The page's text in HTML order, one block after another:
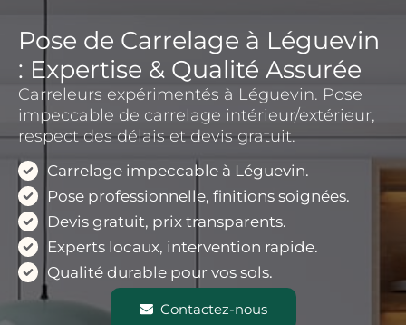
Pose de Carrelage à Léguevin
: Expertise & Qualité Assurée
Carreleurs expérimentés à Léguevin. Pose
impeccable de carrelage intérieur/extérieur,
respect des délais et devis gratuit.
Carrelage impeccable à Léguevin.
Pose professionnelle, finitions soignées.
Devis gratuit, prix transparents.
Experts locaux, intervention rapide.
Qualité durable pour vos sols.
Contactez-nous